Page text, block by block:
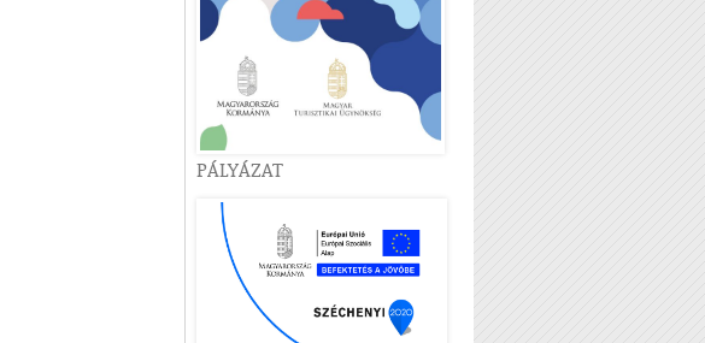
PÁLYÁZAT